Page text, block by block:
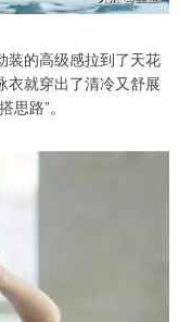
装的高级感拉到了天花
衣就穿出了清冷又舒展
路”。